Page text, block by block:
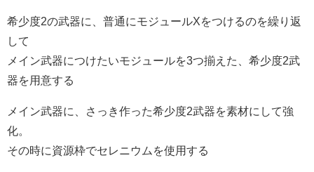
希少度2の武器に、普通にモジュールXをつけるのを繰り返
して
メイン武器につけたいモジュールを3つ揃えた、希少度2武
器を用意する
メイン武器に、さっき作った希少度2武器を素材にして強
化。
その時に資源枠でセレニウムを使用する